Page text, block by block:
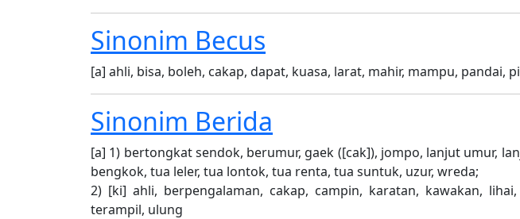
Sinonim Becus
[a] ahli, bisa, boleh, cakap, dapat, kuasa, larat, mahir, mampu, pandai,
Sinonim Berida
[a] 1) bertongkat sendok, berumur, gaek ([cak]), jompo, lanjut umur,
bengkok, tua leler, tua lontok, tua renta, tua suntuk, uzur, wreda;
2) [ki] ahli, berpengalaman, cakap, campin, karatan, kawakan,
terampil, ulung